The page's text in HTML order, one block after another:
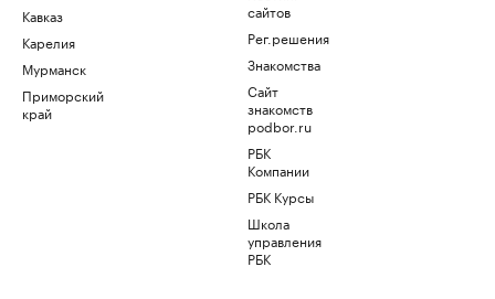
Кавказ
Карелия
Мурманск
Приморский
край
сайтов
Рег.решения
Знакомства
Сайт
знакомств
podbor.ru
РБК
Компании
РБК Курсы
Школа
управления
РБК